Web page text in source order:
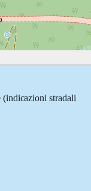
(indicazioni stradali